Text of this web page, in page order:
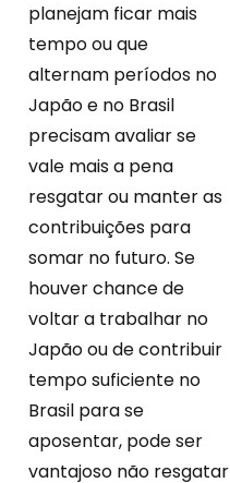
planejam ficar mais
tempo ou que
alternam períodos no
Japão e no Brasil
precisam avaliar se
vale mais a pena
resgatar ou manter as
contribuições para
somar no futuro. Se
houver chance de
voltar a trabalhar no
Japão ou de contribuir
tempo suficiente no
Brasil para se
aposentar, pode ser
vantajoso não resgatar